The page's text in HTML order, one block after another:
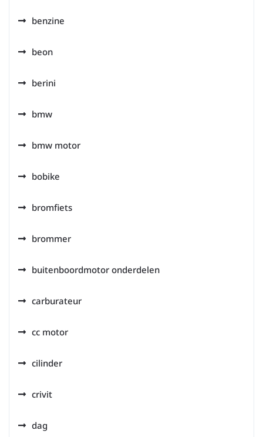
benzine
beon
berini
bmw
bmw motor
bobike
bromfiets
brommer
buitenboordmotor onderdelen
carburateur
cc motor
cilinder
crivit
dag